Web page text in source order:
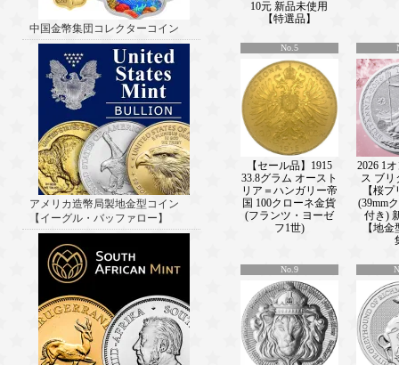
中国金幣集団コレクターコイン
アメリカ造幣局製地金型コイン
【イーグル・バッファロー】
フ 【proof】 2ドル 新品未使用販売
2025 17.5グラム ニウエ メリークリ
貨 プルーフ 【proof】 1ドル 新品未
新着情報■
2025 1オンス マルタ ロンドン・ビ
舎の時計 一部金メッキ 彩色 銀貨 プ
【proof】 5ユーロ 新品未使用 販売
■ ───────────────(2025/11/
2025 10グラム カメルーン共和国 し
12星座シリーズ ペンダント 彩色 銀
【proof】 500フラン 新品未使用 販
報■ ───────────────(2025/
2025 14.14グラム カメルーン共和国
クリスタルインサート 彩色 銀貨 プ
【proof】 500フラン 新品未使用 販
2025 16.81グラム ニウエ ファベル
ッサンス クリスタルインサート 彩
フ 【proof】 1ドル 新品未使用 販売
■ ───────────────(2025/10/
2026カンガルー銀貨 販売中！ 新着
───────────────(2025/09/26)
2025 10グラム カメルーン共和国 山
10元 新品未使用
【特選品】
No.5
【セール品】1915
33.8グラム オースト
リア＝ハンガリー帝
国 100クローネ金貨
(フランツ・ヨーゼ
フ1世)
2026 1
ス ブリ
【桜
(39mm
付き)
【地
No.9